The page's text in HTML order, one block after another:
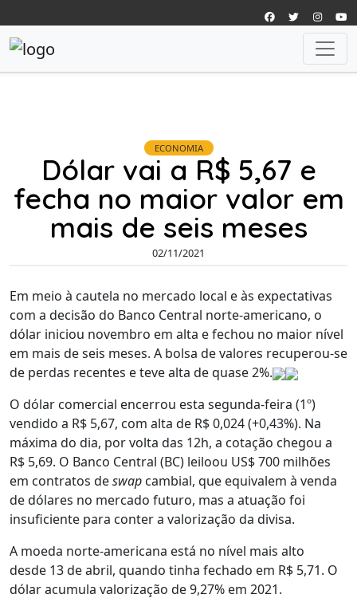
ECONOMIA
Dólar vai a R$ 5,67 e
fecha no maior valor em
mais de seis meses
02/11/2021
Em meio à cautela no mercado local e às expectativas
com a decisão do Banco Central norte-americano, o
dólar iniciou novembro em alta e fechou no maior nível
em mais de seis meses. A bolsa de valores recuperou-se
de perdas recentes e teve alta de quase 2%.
O dólar comercial encerrou esta segunda-feira (1º)
vendido a R$ 5,67, com alta de R$ 0,024 (+0,43%). Na
máxima do dia, por volta das 12h, a cotação chegou a
R$ 5,69. O Banco Central (BC) leiloou US$ 700 milhões
em contratos deswap cambial, que equivalem à venda
de dólares no mercado futuro, mas a atuação foi
insuficiente para conter a valorização da divisa.
A moeda norte-americana está no nível mais alto
desde 13 de abril, quando tinha fechado em R$ 5,71. O
dólar acumula valorização de 9,27% em 2021.